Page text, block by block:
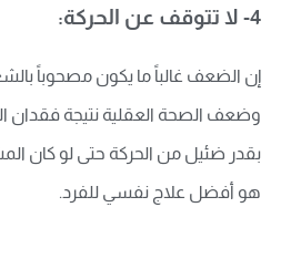
4- لا تتوقف عن الحركة:
إن الضعف غالباً ما يكون مصحوباً
وضعف الصحة العقلية نتيجة فقدان
بقدر ضئيل من الحركة حتى لو كان
هو أفضل علاج نفسي للفرد.